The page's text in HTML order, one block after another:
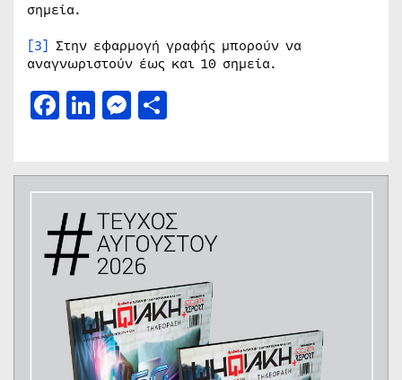
σημεία.
[3] Στην εφαρμογή γραφής μπορούν να
αναγνωριστούν έως και 10 σημεία.
Facebook
LinkedIn
Messenger